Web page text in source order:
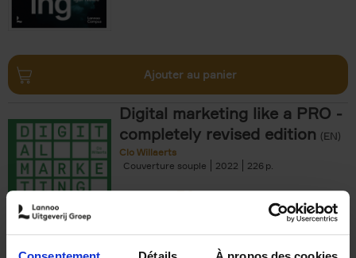
Ajouter au panier
Digital marketing like a PRO -
completely revised edition (EN)
Clo Willaerts
Couverture souple
2022 226
€35,50